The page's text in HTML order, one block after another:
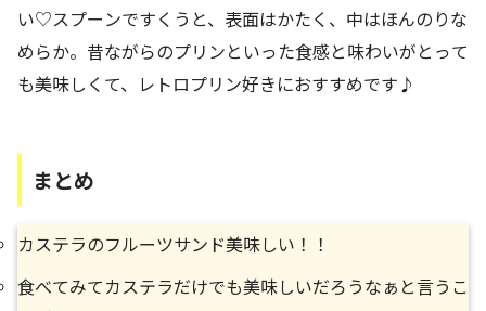
い♡スプーンですくうと、表面はかたく、中はほんのりな
めらか。昔ながらのプリンといった食感と味わいがとって
も美味しくて、レトロプリン好きにおすすめです♪
まとめ
カステラのフルーツサンド美味しい！！
食べてみてカステラだけでも美味しいだろうなぁと言うこ